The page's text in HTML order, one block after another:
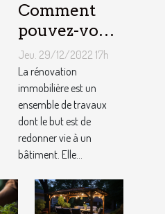
Comment
pouvez-vous
faire une
rénovation
immobilière
?
Jeu. 29/12/2022 17h
La rénovation
immobilière est un
ensemble de travaux
dont le but est de
redonner vie à un
bâtiment. Elle...